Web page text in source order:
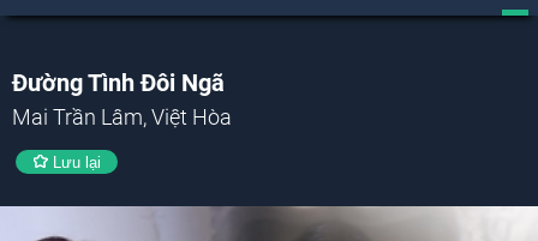
Đường Tình Đôi Ngã
Mai Trần Lâm, Việt Hòa
Lưu lại